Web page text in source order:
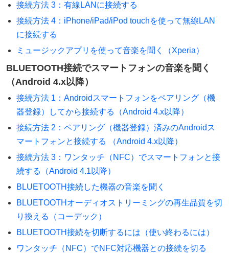
接続方法 3：有線LANに接続する
接続方法 4：iPhone/iPad/iPod touchを使って無線LAN
に接続する
ミュージックアプリを使って音楽を聞く（Xperia）
BLUETOOTH接続でスマートフォンの音楽を聞く
（Android 4.x以降）
接続方法 1：Androidスマートフォンをペアリング（機
器登録）してから接続する（Android 4.x以降）
接続方法 2：ペアリング（機器登録）済みのAndroidス
マートフォンと接続する （Android 4.x以降）
接続方法 3：ワンタッチ（NFC）でスマートフォンと接
続する（Android 4.1以降）
BLUETOOTH接続した機器の音楽を聞く
BLUETOOTHオーディオストリーミングの再生品質を切
り換える（コーデック）
BLUETOOTH接続を切断するには（使い終わるには）
ワンタッチ（NFC）でNFC対応機器との接続を切る